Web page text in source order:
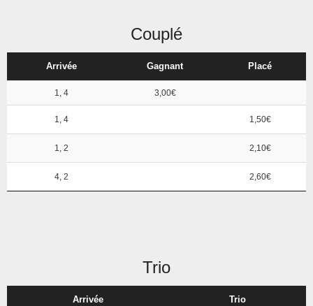
Couplé
Arrivée Gagnant Placé
1, 4 3,00€
1, 4 1,50€
1, 2 2,10€
4, 2 2,60€
Trio
Arrivée Trio